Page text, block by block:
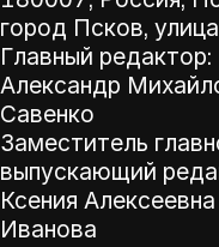
город Псков,
Главный редактор:
Александр
Савенко
Заместитель
выпускающий
Ксения Алексеевна
Иванова